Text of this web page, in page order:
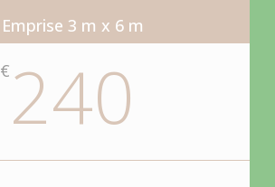
Emprise 3 m x 6 m
€ 240